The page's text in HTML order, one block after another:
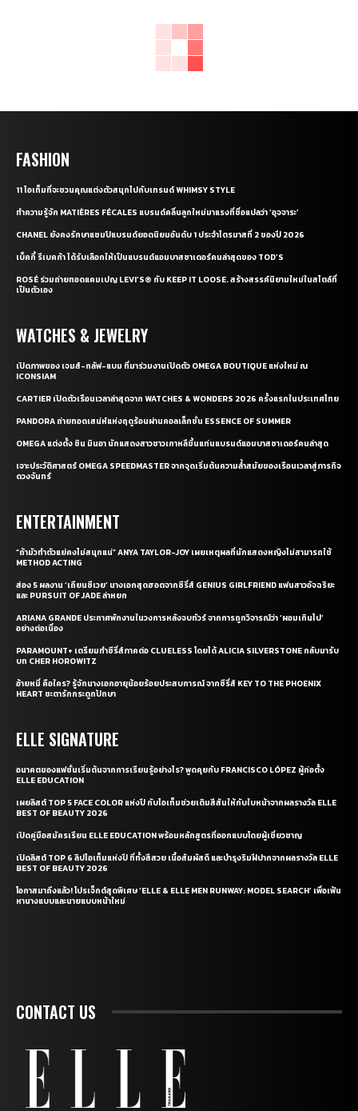
FASHION
11 ไอเท็มที่จะชวนคุณแต่งตัวสนุกไปกับเทรนด์ WHIMSY STYLE
ทำความรู้จัก MATIÈRES FÉCALES แบรนด์คลื่นลูกใหม่มาแรงที่ชื่อแปลว่า ‘อุจจาระ’
CHANEL ยังคงรักษาแชมป์แบรนด์ยอดนิยมอันดับ 1 ประจำไตรมาสที่ 2 ของปี 2026
เบ็คกี้ รีเบคก้า ได้รับเลือกให้เป็นแบรนด์แอมบาสซาเดอร์คนล่าสุดของ TOD’S
ROSÉ ร่วมถ่ายทอดแคมเปญ LEVI’S® กับ KEEP IT LOOSE. สร้างสรรค์นิยามใหม่ในสไตล์ที่
เป็นตัวเอง
WATCHES & JEWELRY
เปิดภาพของ เจมส์-กลัฟ-แบม ที่มาร่วมงานเปิดตัว OMEGA BOUTIQUE แห่งใหม่ ณ
ICONSIAM
CARTIER เปิดตัวเรือนเวลาล่าสุดจาก WATCHES & WONDERS 2026 ครั้งแรกในประเทศไทย
PANDORA ถ่ายทอดเสน่ห์แห่งฤดูร้อนผ่านคอลเล็กชั่น ESSENCE OF SUMMER
OMEGA แต่งตั้ง ชิน มินอา นักแสดงสาวชาวเกาหลีขึ้นแท่นแบรนด์แอมบาสซาเดอร์คนล่าสุด
เจาะประวัติศาสตร์ OMEGA SPEEDMASTER จากจุดเริ่มต้นความล้ำสมัยของเรือนเวลาสู่ภารกิจ
ดวงจันทร์
ENTERTAINMENT
“ถ้ามัวทำตัวแย่คงไม่สนุกแน่” ANYA TAYLOR-JOY เผยเหตุผลที่นักแสดงหญิงไม่สามารถใช้
METHOD ACTING
ส่อง 5 ผลงาน ‘เถียนซีเวย’ นางเอกสุดฮอตจากซีรี่ส์ GENIUS GIRLFRIEND แฟนสาวอัจฉริยะ
และ PURSUIT OF JADE ล่าหยก
ARIANA GRANDE ประกาศพักงานในวงการหลังจบทัวร์ จากการถูกวิจารณ์ว่า ‘ผอมเกินไป’
อย่างต่อเนื่อง
PARAMOUNT+ เตรียมทำซีรี่ส์ภาคต่อ CLUELESS โดยได้ ALICIA SILVERSTONE กลับมารับ
บท CHER HOROWITZ
อ้ายหมี่ คือใคร? รู้จักนางเอกอายุน้อยร้อยประสบการณ์ จากซีรี่ส์ KEY TO THE PHOENIX
HEART ชะตารักกระดูกปักษา
ELLE SIGNATURE
อนาคตของแฟชั่นเริ่มต้นจากการเรียนรู้อย่างไร? พูดคุยกับ FRANCISCO LÓPEZ ผู้ก่อตั้ง
ELLE EDUCATION
เผยลิสต์ TOP 5 FACE COLOR แห่งปี กับไอเท็มช่วยเติมสีสันให้กับใบหน้าจากผลรางวัล ELLE
BEST OF BEAUTY 2026
เปิดคู่มือสมัครเรียน ELLE EDUCATION พร้อมหลักสูตรที่ออกแบบโดยผู้เชี่ยวชาญ
เปิดลิสต์ TOP 6 ลิปไอเท็มแห่งปี ที่ทั้งสีสวย เนื้อสัมผัสดี และบำรุงริมฝีปากจากผลรางวัล ELLE
BEST OF BEAUTY 2026
โอกาสมาถึงแล้ว! โปรเจ็กต์สุดพิเศษ ‘ELLE & ELLE MEN RUNWAY: MODEL SEARCH’ เพื่อเฟ้น
หานางแบบและนายแบบหน้าใหม่
CONTACT US